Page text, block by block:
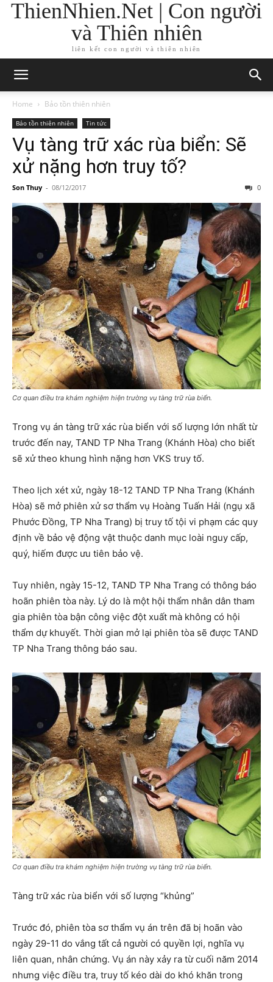
ThienNhien.Net | Con người
và Thiên nhiên
liên kết con người và thiên nhiên
Home Bảo tồn thiên nhiên
Bảo tồn thiên nhiên Tin tức
Vụ tàng trữ xác rùa biển: Sẽ
xử nặng hơn truy tố?
Son Thuy - 08/12/2017 0
Cơ quan điều tra khám nghiệm hiện trường vụ tàng trữ rùa biển.
Trong vụ án tàng trữ xác rùa biển với số lượng lớn nhất từ
trước đến nay, TAND TP Nha Trang (Khánh Hòa) cho biết
sẽ xử theo khung hình nặng hơn VKS truy tố.
Theo lịch xét xử, ngày 18-12 TAND TP Nha Trang (Khánh
Hòa) sẽ mở phiên xử sơ thẩm vụ Hoàng Tuấn Hải (ngụ xã
Phước Đồng, TP Nha Trang) bị truy tố tội vi phạm các quy
định về bảo vệ động vật thuộc danh mục loài nguy cấp,
quý, hiếm được ưu tiên bảo vệ.
Tuy nhiên, ngày 15-12, TAND TP Nha Trang có thông báo
hoãn phiên tòa này. Lý do là một hội thẩm nhân dân tham
gia phiên tòa bận công việc đột xuất mà không có hội
thẩm dự khuyết. Thời gian mở lại phiên tòa sẽ được TAND
TP Nha Trang thông báo sau.
Cơ quan điều tra khám nghiệm hiện trường vụ tàng trữ rùa biển.
Tàng trữ xác rùa biển với số lượng “khủng”
Trước đó, phiên tòa sơ thẩm vụ án trên đã bị hoãn vào
ngày 29-11 do vắng tất cả người có quyền lợi, nghĩa vụ
liên quan, nhân chứng. Vụ án này xảy ra từ cuối năm 2014
nhưng việc điều tra, truy tố kéo dài do khó khăn trong